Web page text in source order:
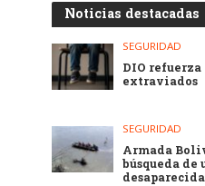
Noticias destacadas
SEGURIDAD
DIO refuerza
extraviados
SEGURIDAD
Armada
búsqueda de